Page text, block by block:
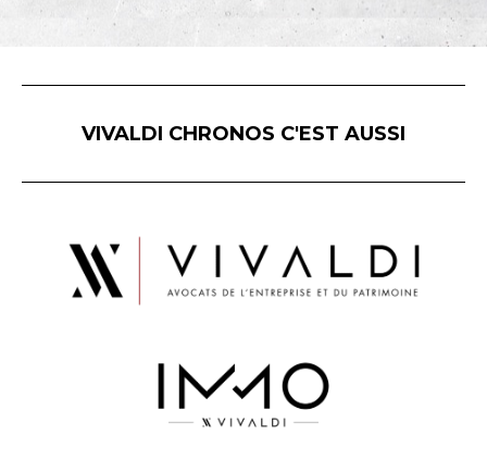
VIVALDI CHRONOS C'EST AUSSI